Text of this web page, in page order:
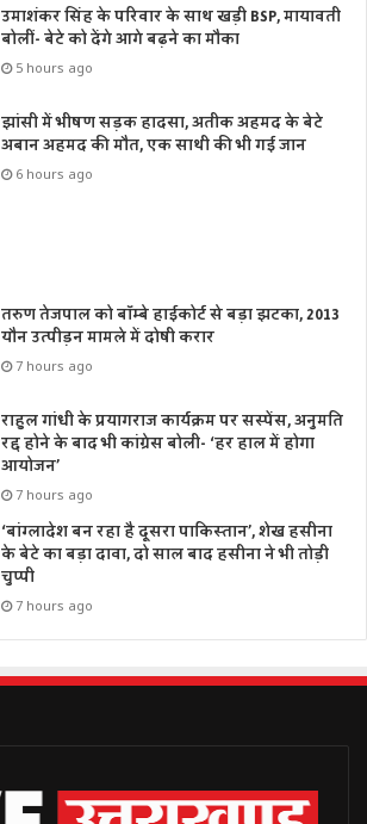
उमाशंकर सिंह के परिवार के साथ खड़ी BSP, मायावती
बोलीं- बेटे को देंगे आगे बढ़ने का मौका
5 hours ago
झांसी में भीषण सड़क हादसा, अतीक अहमद के बेटे
अबान अहमद की मौत, एक साथी की भी गई जान
6 hours ago
तरुण तेजपाल को बॉम्बे हाईकोर्ट से बड़ा झटका, 2013
यौन उत्पीड़न मामले में दोषी करार
7 hours ago
राहुल गांधी के प्रयागराज कार्यक्रम पर सस्पेंस, अनुमति
रद्द होने के बाद भी कांग्रेस बोली- ‘हर हाल में होगा
आयोजन’
7 hours ago
‘बांग्लादेश बन रहा है दूसरा पाकिस्तान’, शेख हसीना
के बेटे का बड़ा दावा, दो साल बाद हसीना ने भी तोड़ी
चुप्पी
7 hours ago